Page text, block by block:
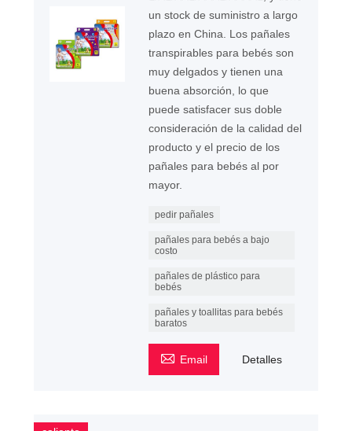
un stock de suministro a largo
plazo en China. Los pañales
transpirables para bebés son
muy delgados y tienen una
buena absorción, lo que
puede satisfacer sus doble
consideración de la calidad del
producto y el precio de los
pañales para bebés al por
mayor.
pedir pañales
pañales para bebés a bajo
costo
pañales de plástico para
bebés
pañales y toallitas para bebés
baratos
 Email Detalles